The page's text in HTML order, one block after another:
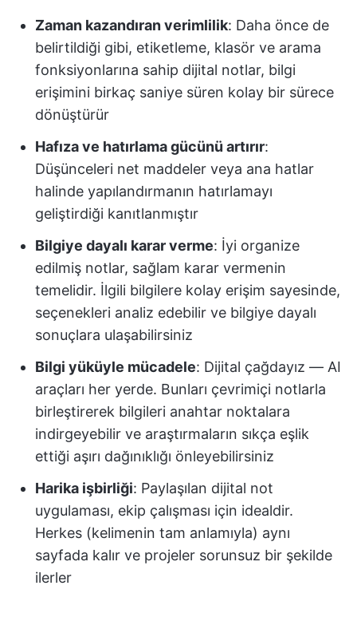
Zaman kazandıran verimlilik: Daha önce de
belirtildiği gibi, etiketleme, klasör ve arama
fonksiyonlarına sahip dijital notlar, bilgi
erişimini birkaç saniye süren kolay bir sürece
dönüştürür
Hafıza ve hatırlama gücünü artırır:
Düşünceleri net maddeler veya ana hatlar
halinde yapılandırmanın hatırlamayı
geliştirdiği kanıtlanmıştır
Bilgiye dayalı karar verme: İyi organize
edilmiş notlar, sağlam karar vermenin
temelidir. İlgili bilgilere kolay erişim sayesinde,
seçenekleri analiz edebilir ve bilgiye dayalı
sonuçlara ulaşabilirsiniz
Bilgi yüküyle mücadele: Dijital çağdayız — AI
araçları her yerde. Bunları çevrimiçi notlarla
birleştirerek bilgileri anahtar noktalara
indirgeyebilir ve araştırmaların sıkça eşlik
ettiği aşırı dağınıklığı önleyebilirsiniz
Harika işbirliği: Paylaşılan dijital not
uygulaması, ekip çalışması için idealdir.
Herkes (kelimenin tam anlamıyla) aynı
sayfada kalır ve projeler sorunsuz bir şekilde
ilerler